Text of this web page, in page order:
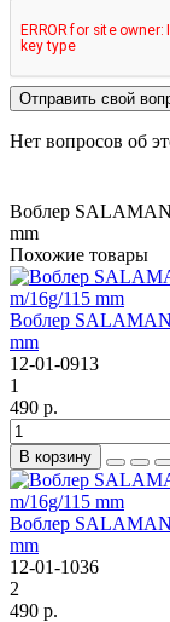
Отправить свой
Нет вопросов об
Воблер
mm
Похожие товары
Воблер
mm
12-01-0913
1
490 р.
В корзину
Воблер
mm
12-01-1036
2
490 р.